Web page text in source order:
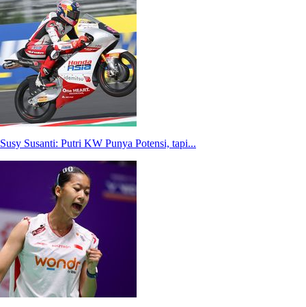
Susy Susanti: Putri KW Punya Potensi, tapi...